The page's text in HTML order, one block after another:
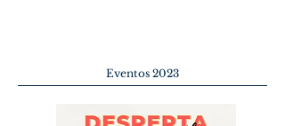
Eventos 2023